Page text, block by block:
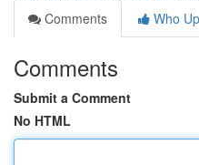
Comments
Who
Comments
Submit a Comment
No HTML